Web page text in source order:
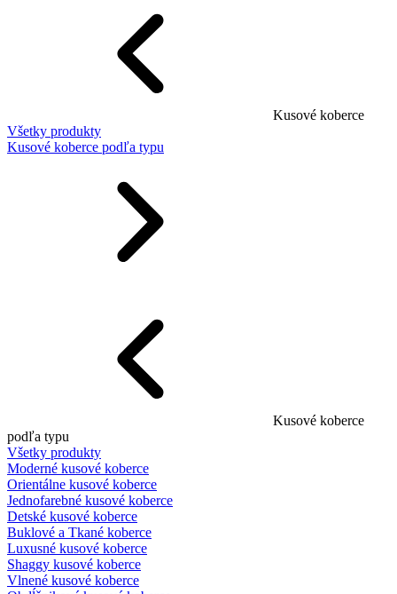
Kusové koberce
Všetky produkty
Kusové koberce podľa typu
Kusové koberce
podľa typu
Všetky produkty
Moderné kusové koberce
Orientálne kusové koberce
Jednofarebné kusové koberce
Detské kusové koberce
Buklové a Tkané koberce
Luxusné kusové koberce
Shaggy kusové koberce
Vlnené kusové koberce